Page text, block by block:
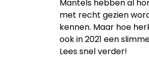
Mantels hebben al
met recht gezien
kennen. Maar hoe
ook in 2021 een
Lees snel verder!